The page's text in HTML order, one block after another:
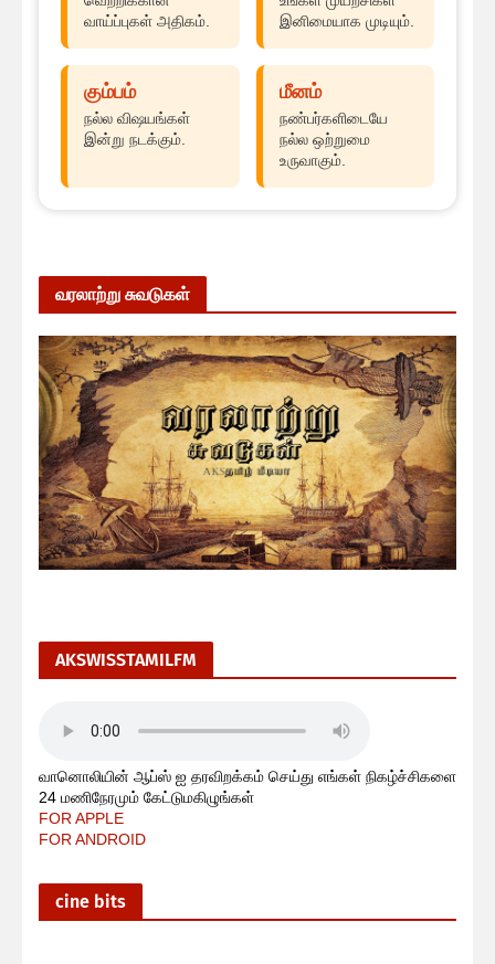
வாய்ப்புகள் அதிகம்.
இனிமையாக முடியும்.
கும்பம்
நல்ல விஷயங்கள்
இன்று நடக்கும்.
மீனம்
நண்பர்களிடையே
நல்ல ஒற்றுமை
உருவாகும்.
வரலாற்று சுவடுகள்
AKSWISSTAMILFM
வானொலியின் ஆப்ஸ் ஐ தரவிறக்கம் செய்து எங்கள் நிகழ்ச்சிகளை
24 மணிநேரமும் கேட்டுமகிழுங்கள்
FOR APPLE
FOR ANDROID
cine bits